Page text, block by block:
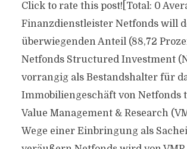
Click to rate this post![Total: 0
Finanzdienstleister Netfonds will
überwiegenden Anteil (88,72
Netfonds Structured Investment
vorrangig als Bestandshalter für
Immobiliengeschäft von Netfonds
Value Management & Research
Wege einer Einbringung als